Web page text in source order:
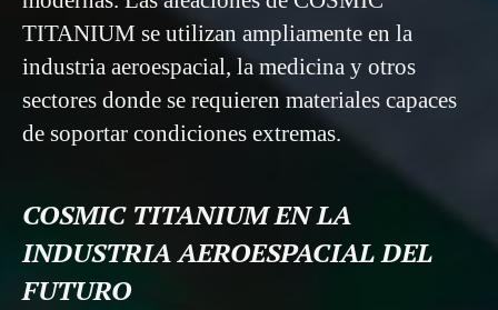
TITANIUM se utilizan ampliamente en la
industria aeroespacial, la medicina y otros
sectores donde se requieren materiales capaces
de soportar condiciones extremas.
COSMIC TITANIUM EN LA
INDUSTRIA AEROESPACIAL DEL
FUTURO